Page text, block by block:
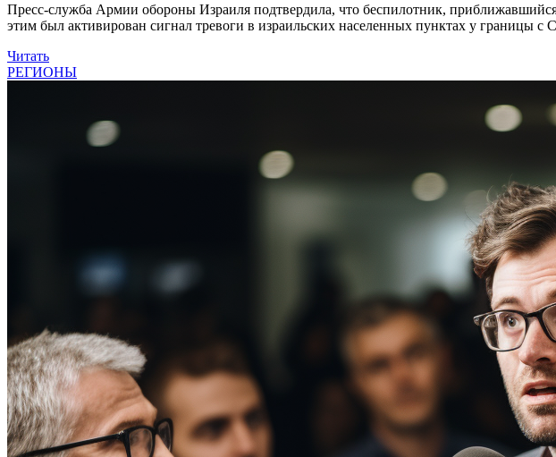
Пресс-служба Армии обороны Израиля подтвердила, что беспилотник,
этим был активирован сигнал тревоги в израильских населенных пунктах у границы с
Читать
РЕГИОНЫ